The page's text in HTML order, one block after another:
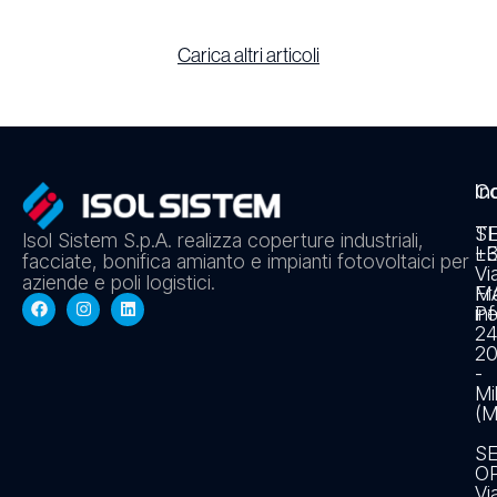
Carica altri articoli
Isol Sistem S.p.A. realizza coperture industriali,
facciate, bonifica amianto e impianti fotovoltaici per
aziende e poli logistici.
24
-